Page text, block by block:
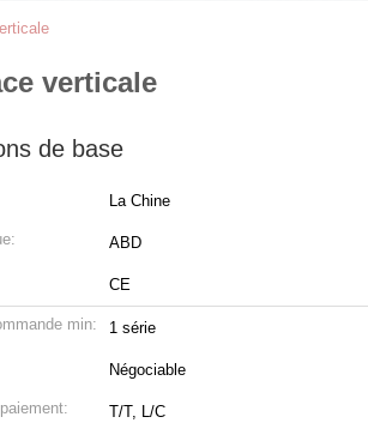
verticale
de base
La Chine
ABD
CE
min: 1 série
Négociable
T/T, L/C